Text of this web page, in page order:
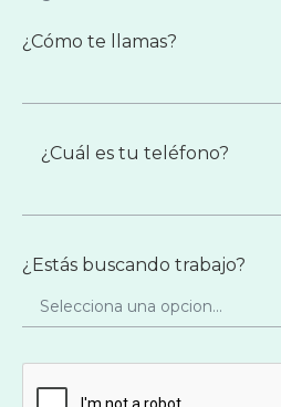
¿Cómo te llamas?
¿Cuál es tu teléfono?
¿Estás buscando trabajo?